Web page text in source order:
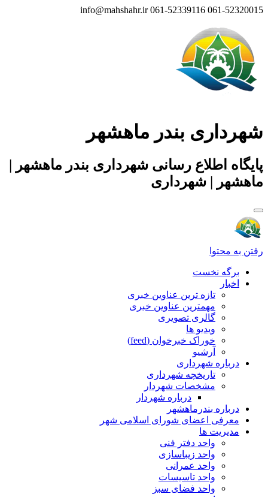
061-52320015
061-52339116
info@mahshahr.ir
شهرداری بندر ماهشهر
پایگاه اطلاع رسانی شهرداری بندر ماهشهر |
ماهشهر | شهرداری
رفتن به محتوا
برگه نخست
اخبار
تازه ترین عناوین خبری
مهمترین عناوین خبری
گالری تصویری
ویدیو ها
خوراک خبرخوان (feed)
آرشیو
درباره شهرداری
تاریخچه شهرداری
مشخصات شهردار
درباره شهردار
درباره بندرماهشهر
معرفی اعضای شورای اسلامی شهر
مدیریت ها
واحد دفتر فنی
واحد زیباسازی
واحد عمرانی
واحد تاسیسات
واحد فضای سبز